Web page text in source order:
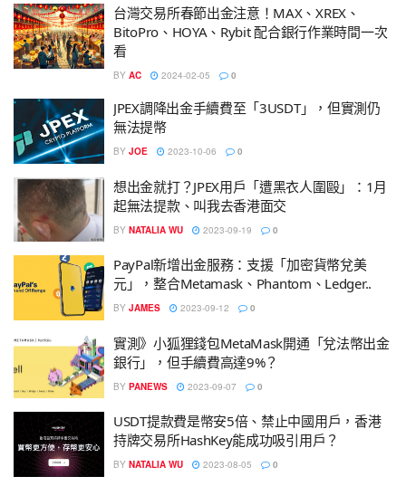
台灣交易所春節出金注意！MAX、XREX、
BitoPro、HOYA、Rybit 配合銀行作業時間一次
看
BY AC 2024-02-05 0
JPEX調降出金手續費至「3USDT」，但實測仍
無法提幣
BY JOE 2023-10-06 0
想出金就打？JPEX用戶「遭黑衣人圍毆」：1月
起無法提款、叫我去香港面交
BY NATALIA WU 2023-09-19 0
PayPal新增出金服務：支援「加密貨幣兌美
元」，整合Metamask、Phantom、Ledger..
BY JAMES 2023-09-12 0
實測》小狐狸錢包MetaMask開通「兌法幣出金
銀行」，但手續費高達9%？
BY PANEWS 2023-09-07 0
USDT提款費是幣安5倍、禁止中國用戶，香港
持牌交易所HashKey能成功吸引用戶？
BY NATALIA WU 2023-08-05 0